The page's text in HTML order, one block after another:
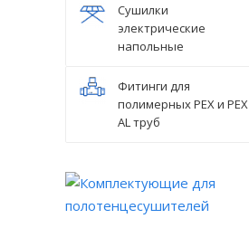
Сушилки
электрические
напольные
Фитинги для
полимерных PEX и PEX
AL труб